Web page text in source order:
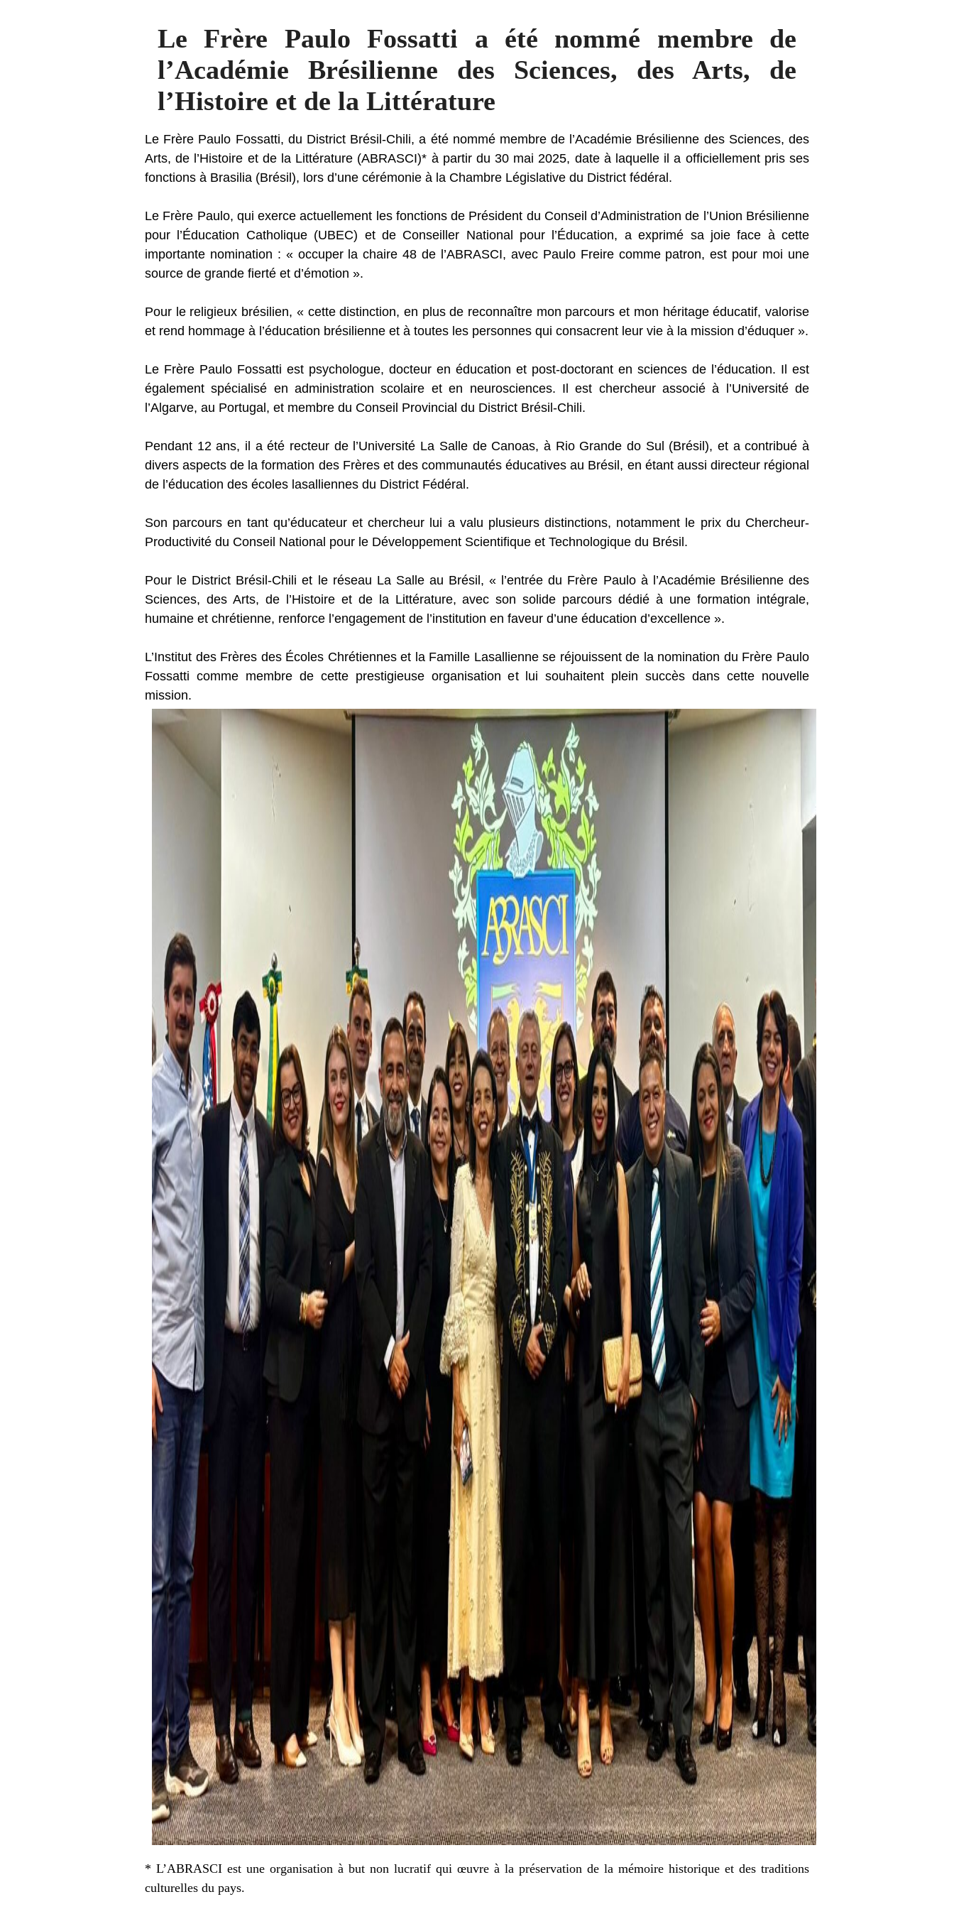
Le Frère Paulo Fossatti a été nommé membre de
l’Académie Brésilienne des Sciences, des Arts, de
l’Histoire et de la Littérature
Le Frère Paulo Fossatti, du District Brésil-Chili, a été nommé membre de l’Académie Brésilienne des Sciences, des
Arts, de l’Histoire et de la Littérature (ABRASCI)* à partir du 30 mai 2025, date à laquelle il a officiellement pris ses
fonctions à Brasilia (Brésil), lors d’une cérémonie à la Chambre Législative du District fédéral.
Le Frère Paulo, qui exerce actuellement les fonctions de Président du Conseil d’Administration de l’Union Brésilienne
pour l’Éducation Catholique (UBEC) et de Conseiller National pour l’Éducation, a exprimé sa joie face à cette
importante nomination : « occuper la chaire 48 de l’ABRASCI, avec Paulo Freire comme patron, est pour moi une
source de grande fierté et d’émotion ».
Pour le religieux brésilien, « cette distinction, en plus de reconnaître mon parcours et mon héritage éducatif, valorise
et rend hommage à l’éducation brésilienne et à toutes les personnes qui consacrent leur vie à la mission d’éduquer ».
Le Frère Paulo Fossatti est psychologue, docteur en éducation et post-doctorant en sciences de l’éducation. Il est
également spécialisé en administration scolaire et en neurosciences. Il est chercheur associé à l’Université de
l’Algarve, au Portugal, et membre du Conseil Provincial du District Brésil-Chili.
Pendant 12 ans, il a été recteur de l’Université La Salle de Canoas, à Rio Grande do Sul (Brésil), et a contribué à
divers aspects de la formation des Frères et des communautés éducatives au Brésil, en étant aussi directeur régional
de l’éducation des écoles lasalliennes du District Fédéral.
Son parcours en tant qu’éducateur et chercheur lui a valu plusieurs distinctions, notamment le prix du Chercheur-
Productivité du Conseil National pour le Développement Scientifique et Technologique du Brésil.
Pour le District Brésil-Chili et le réseau La Salle au Brésil, « l’entrée du Frère Paulo à l’Académie Brésilienne des
Sciences, des Arts, de l’Histoire et de la Littérature, avec son solide parcours dédié à une formation intégrale,
humaine et chrétienne, renforce l’engagement de l’institution en faveur d’une éducation d’excellence ».
L’Institut des Frères des Écoles Chrétiennes et la Famille Lasallienne se réjouissent de la nomination du Frère Paulo
Fossatti comme membre de cette prestigieuse organisation et lui souhaitent plein succès dans cette nouvelle
mission.
* L’ABRASCI est une organisation à but non lucratif qui œuvre à la préservation de la mémoire historique et des traditions
culturelles du pays.